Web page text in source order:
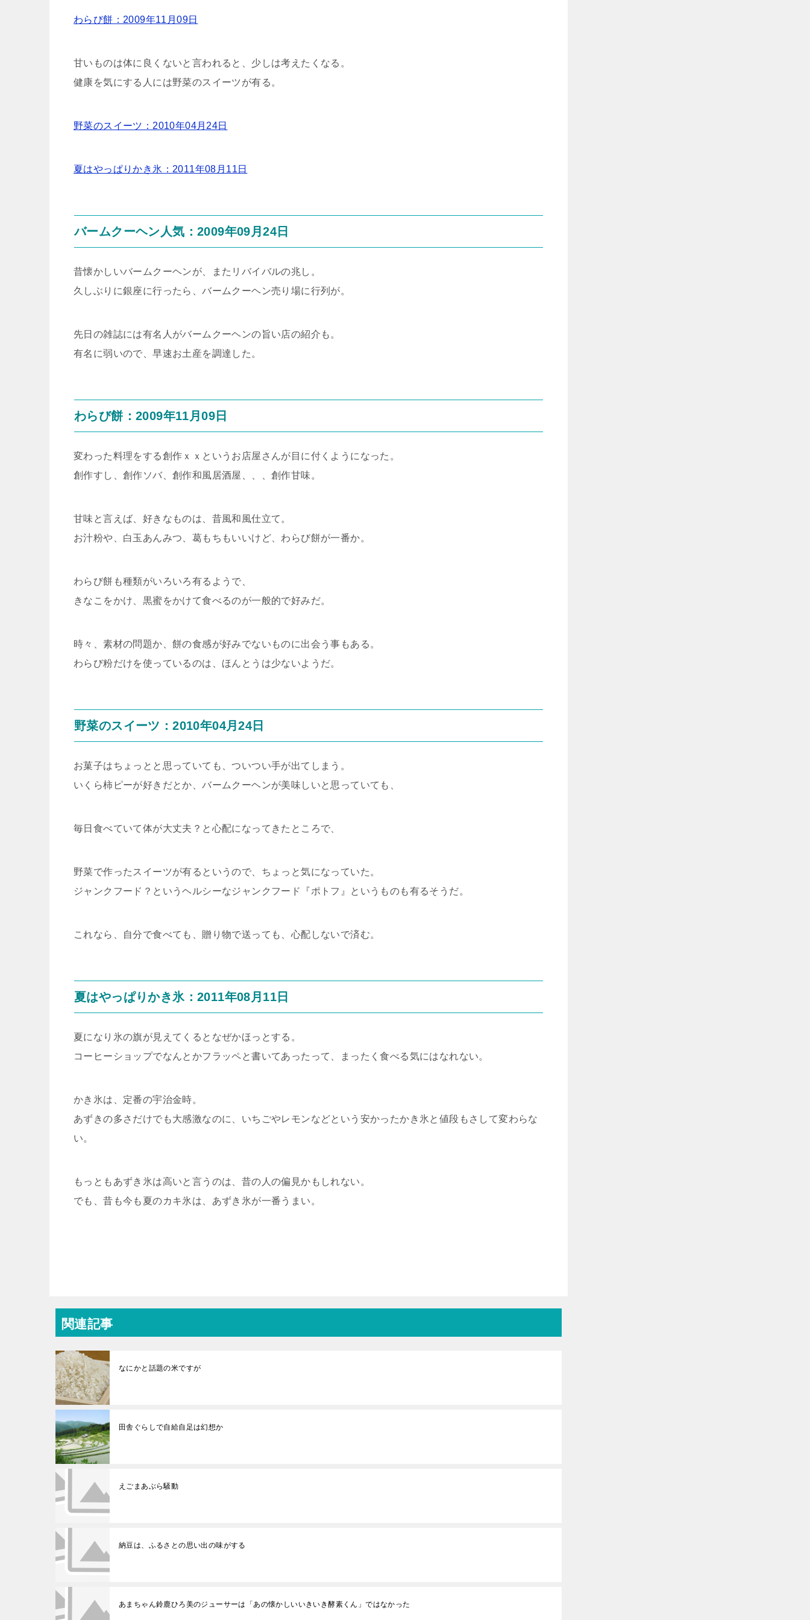
わらび餅：2009年11月09日
甘いものは体に良くないと言われると、少しは考えたくなる。
健康を気にする人には野菜のスイーツが有る。
野菜のスイーツ：2010年04月24日
夏はやっぱりかき氷：2011年08月11日
バームクーヘン人気：2009年09月24日
昔懐かしいバームクーヘンが、またリバイバルの兆し。
久しぶりに銀座に行ったら、バームクーヘン売り場に行列が。
先日の雑誌には有名人がバームクーヘンの旨い店の紹介も。
有名に弱いので、早速お土産を調達した。
わらび餅：2009年11月09日
変わった料理をする創作ｘｘというお店屋さんが目に付くようになった。
創作すし、創作ソバ、創作和風居酒屋、、、創作甘味。
甘味と言えば、好きなものは、昔風和風仕立て。
お汁粉や、白玉あんみつ、葛もちもいいけど、わらび餅が一番か。
わらび餅も種類がいろいろ有るようで、
きなこをかけ、黒蜜をかけて食べるのが一般的で好みだ。
時々、素材の問題か、餅の食感が好みでないものに出会う事もある。
わらび粉だけを使っているのは、ほんとうは少ないようだ。
野菜のスイーツ：2010年04月24日
お菓子はちょっとと思っていても、ついつい手が出てしまう。
いくら柿ピーが好きだとか、バームクーヘンが美味しいと思っていても、
毎日食べていて体が大丈夫？と心配になってきたところで、
野菜で作ったスイーツが有るというので、ちょっと気になっていた。
ジャンクフード？というヘルシーなジャンクフード『ポトフ』というものも有るそうだ。
これなら、自分で食べても、贈り物で送っても、心配しないで済む。
夏はやっぱりかき氷：2011年08月11日
夏になり氷の旗が見えてくるとなぜかほっとする。
コーヒーショップでなんとかフラッペと書いてあったって、まったく食べる気にはなれない。
かき氷は、定番の宇治金時。
あずきの多さだけでも大感激なのに、いちごやレモンなどという安かったかき氷と値段もさして変わらな
い。
もっともあずき氷は高いと言うのは、昔の人の偏見かもしれない。
でも、昔も今も夏のカキ氷は、あずき氷が一番うまい。
関連記事
なにかと話題の米ですが
田舎ぐらしで自給自足は幻想か
えごまあぶら騒動
納豆は、ふるさとの思い出の味がする
あまちゃん鈴鹿ひろ美のジューサーは「あの懐かしいいきいき酵素くん」ではなかった